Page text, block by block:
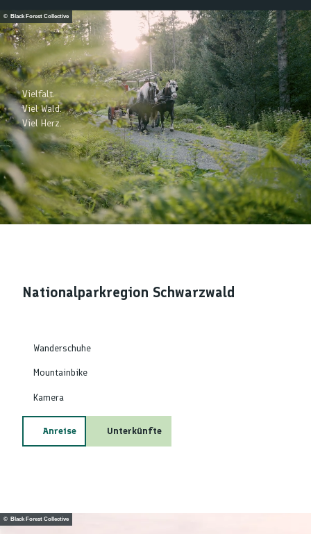
© Black Forest Collective
Vielfalt.
Viel Wald.
Viel Herz.
© Black Forest Collective
Nationalparkregion Schwarzwald
Wanderschuhe
Mountainbike
Kamera
Anreise Unterkünfte